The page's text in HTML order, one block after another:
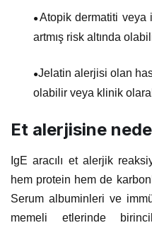
●Atopik dermatiti
artmış risk altında
●Jelatin alerjisi olan
olabilir veya klinik
Et alerjisine
IgE aracılı et alerjik
hem protein hem de
Serum albuminleri ve
memeli etlerinde